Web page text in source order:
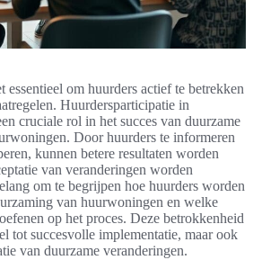
om huurders actief te betrekken
Huurdersparticipatie in
cruciale rol in het succes van duurzame
Door huurders te informeren
kunnen betere resultaten worden
van veranderingen worden
om te begrijpen hoe huurders worden
van huurwoningen en welke
op het proces. Deze betrokkenheid
tot succesvolle implementatie, maar ook
van duurzame veranderingen.